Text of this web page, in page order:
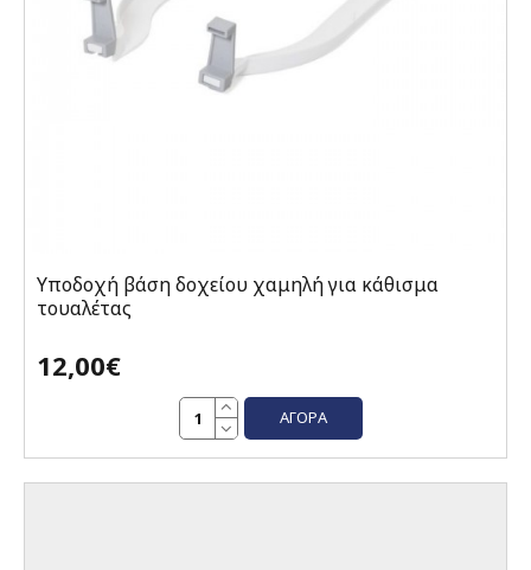
Υποδοχή βάση δοχείου χαμηλή για κάθισμα
τουαλέτας
12,00€
ΑΓΟΡΆ